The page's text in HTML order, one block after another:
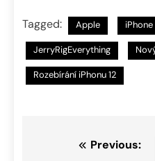
Tagged: Apple iPhone
JerryRigEverything
Rozebírání iPhonu 12
NavigacePrevious: